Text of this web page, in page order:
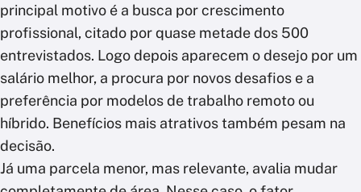
principal motivo é a busca por crescimento
profissional, citado por quase metade dos 500
entrevistados. Logo depois aparecem o desejo por um
salário melhor, a procura por novos desafios e a
preferência por modelos de trabalho remoto ou
híbrido. Benefícios mais atrativos também pesam na
decisão.
Já uma parcela menor, mas relevante, avalia mudar